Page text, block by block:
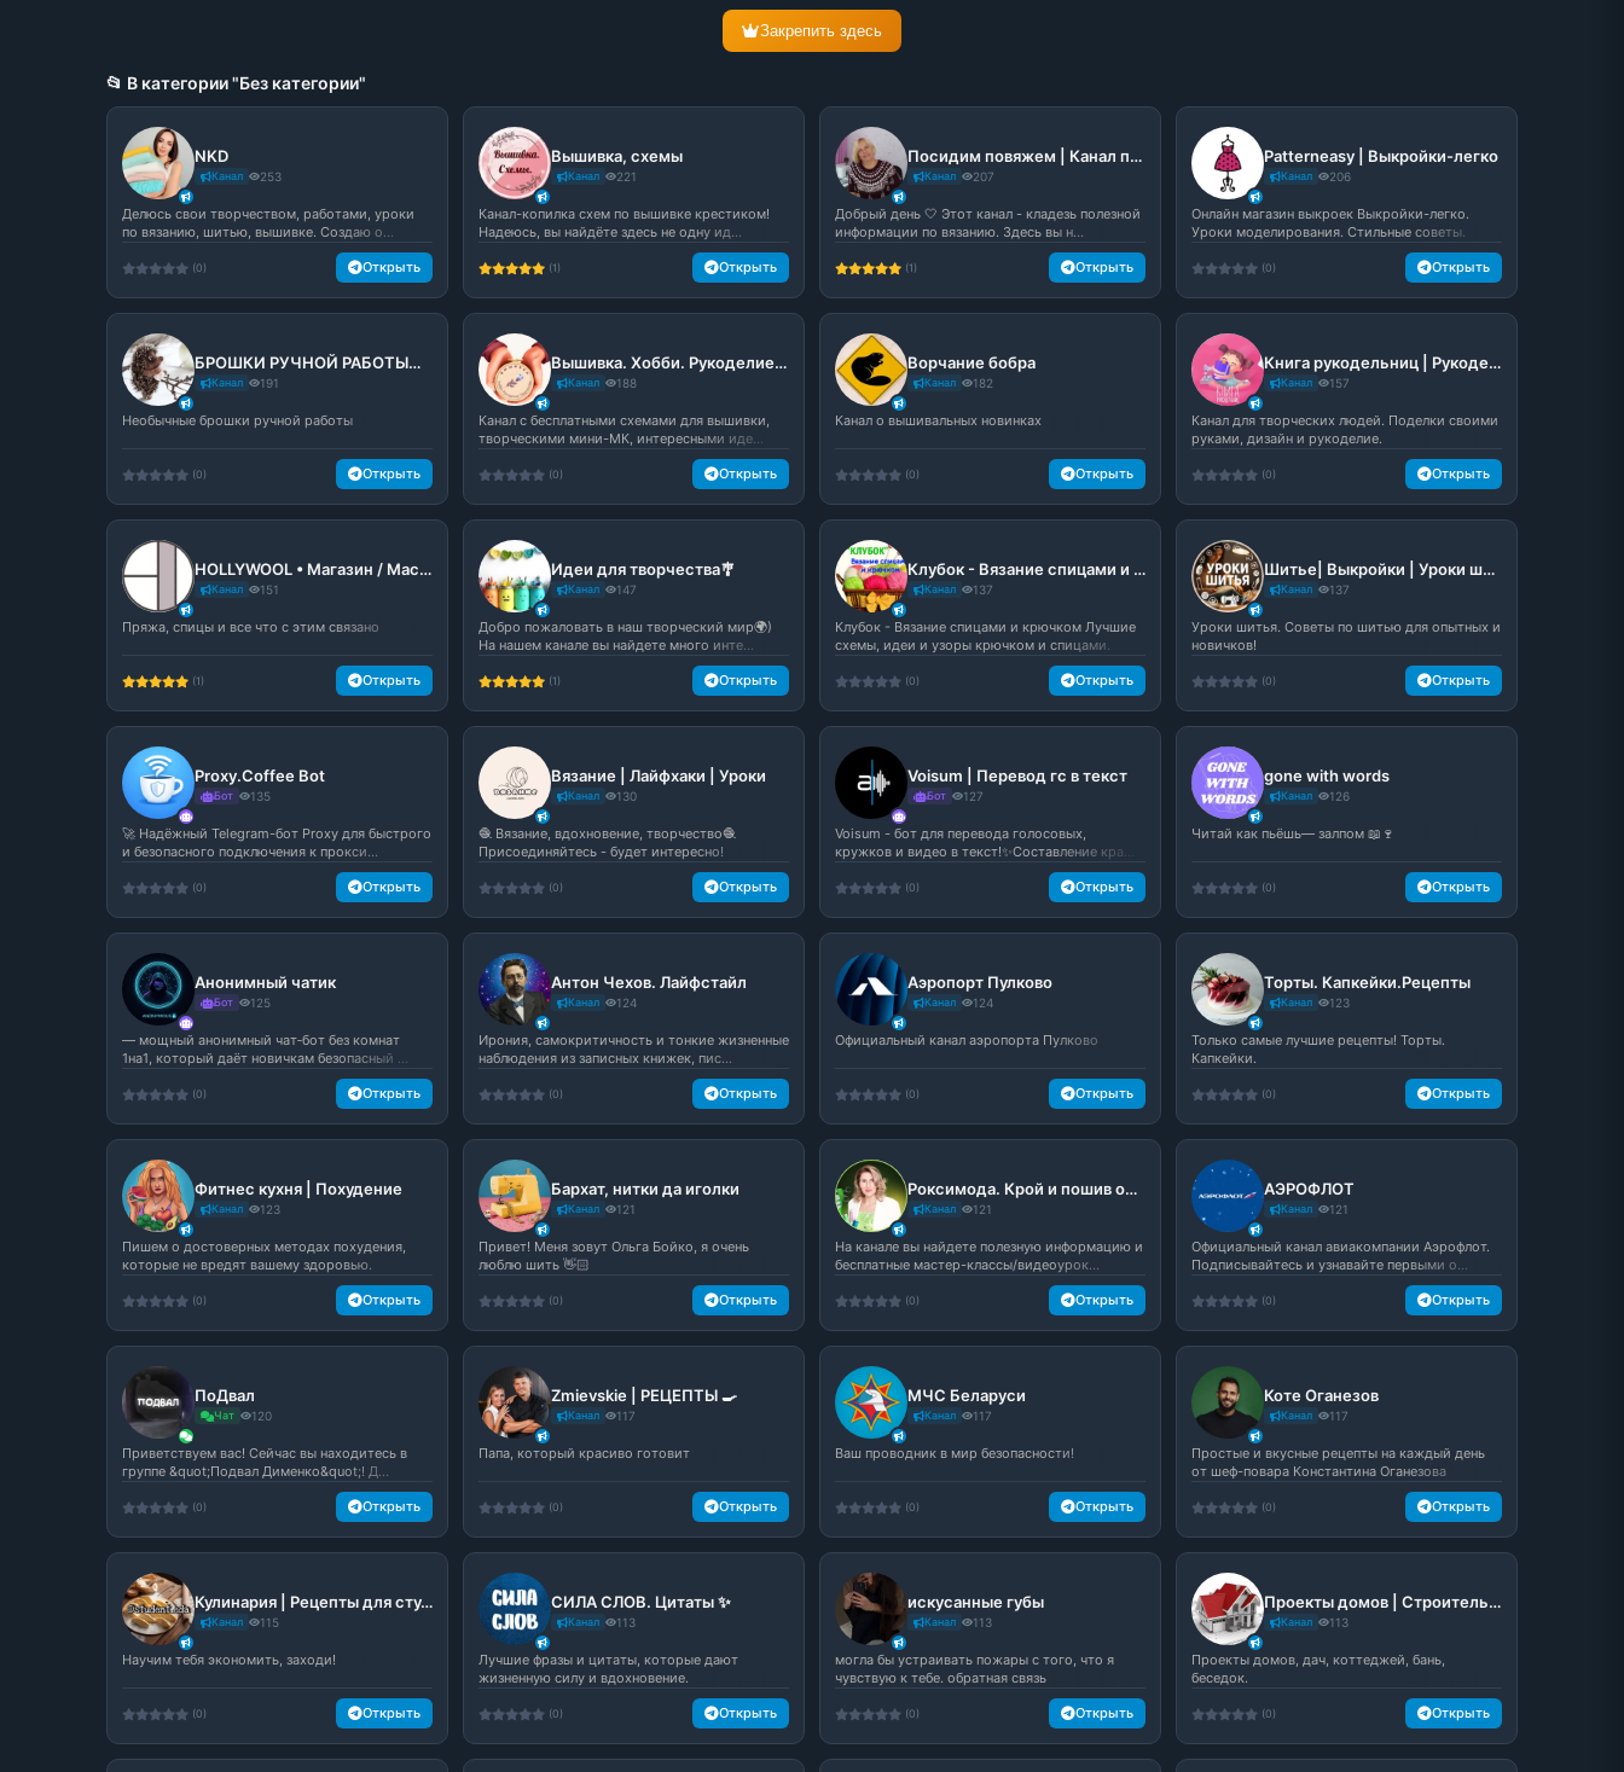
Закрепить здесь
📂 В категории "Без категории"
NKD
Канал 253
Делюсь свои творчеством, работами, уроки
по вязанию, шитью, вышивке. Создаю о...
(0) Открыть
Вышивка, схемы
Канал 221
Канал-копилка схем по вышивке крестиком!
Надеюсь, вы найдёте здесь не одну ид...
(1) Открыть
Посидим повяжем | Канал по вязанию
Канал 207
Добрый день 🤍 Этот канал - кладезь полезной
информации по вязанию. Здесь вы н...
(1) Открыть
Patterneasy | Выкройки-легко
Канал 206
Онлайн магазин выкроек Выкройки-легко.
Уроки моделирования. Стильные советы.
(0) Открыть
БРОШКИ РУЧНОЙ РАБОТЫ❤️🌸❤️
Канал 191
Необычные брошки ручной работы
(0) Открыть
Вышивка. Хобби. Рукоделие. Творчество
Канал 188
Канал с бесплатными схемами для вышивки,
творческими мини-МК, интересными иде...
(0) Открыть
Ворчание бобра
Канал 182
Канал о вышивальных новинках
(0) Открыть
Книга рукодельниц | Рукоделие
Канал 157
Канал для творческих людей. Поделки своими
руками, дизайн и рукоделие.
(0) Открыть
HOLLYWOOL • Магазин / Мастер-классы по вязанию
Канал 151
Пряжа, спицы и все что с этим связано
(1) Открыть
Идеи для творчества🎐
Канал 147
Добро пожаловать в наш творческий мир🌍)
На нашем канале вы найдете много инте...
(1) Открыть
Клубок - Вязание спицами и крючком
Канал 137
Клубок - Вязание спицами и крючком Лучшие
схемы, идеи и узоры крючком и спицами.
(0) Открыть
Шитье| Выкройки | Уроки шитья
Канал 137
Уроки шитья. Советы по шитью для опытных и
новичков!
(0) Открыть
Proxy.Coffee Bot
Бот 135
🚀 Надёжный Telegram-бот Proxy для быстрого
и безопасного подключения к прокси...
(0) Открыть
Вязание | Лайфхаки | Уроки
Канал 130
🧶 Вязание, вдохновение, творчество🧶
Присоединяйтесь - будет интересно!
(0) Открыть
Voisum | Перевод гс в текст
Бот 127
Voisum - бот для перевода голосовых,
кружков и видео в текст!✨Составление кра...
(0) Открыть
gone with words
Канал 126
Читай как пьёшь— залпом 📖🍷
(0) Открыть
Анонимный чатик
Бот 125
— мощный анонимный чат‑бот без комнат
1на1, который даёт новичкам безопасный ...
(0) Открыть
Антон Чехов. Лайфстайл
Канал 124
Ирония, самокритичность и тонкие жизненные
наблюдения из записных книжек, пис...
(0) Открыть
Аэропорт Пулково
Канал 124
Официальный канал аэропорта Пулково
(0) Открыть
Торты. Капкейки.Рецепты
Канал 123
Только самые лучшие рецепты! Торты.
Капкейки.
(0) Открыть
Фитнес кухня | Похудение
Канал 123
Пишем о достоверных методах похудения,
которые не вредят вашему здоровью.
(0) Открыть
Бархат, нитки да иголки
Канал 121
Привет! Меня зовут Ольга Бойко, я очень
люблю шить 👋🏻
(0) Открыть
Роксимода. Крой и пошив одежды
Канал 121
На канале вы найдете полезную информацию и
бесплатные мастер-классы/видеоурок...
(0) Открыть
АЭРОФЛОТ
Канал 121
Официальный канал авиакомпании Аэрофлот.
Подписывайтесь и узнавайте первыми о...
(0) Открыть
ПоДвал
Чат 120
Приветствуем вас! Сейчас вы находитесь в
группе &quot;Подвал Дименко&quot;! Д...
(0) Открыть
Zmievskie | РЕЦЕПТЫ 🍳
Канал 117
Папа, который красиво готовит
(0) Открыть
МЧС Беларуси
Канал 117
Ваш проводник в мир безопасности!
(0) Открыть
Коте Оганезов
Канал 117
Простые и вкусные рецепты на каждый день
от шеф-повара Константина Оганезова
(0) Открыть
Кулинария | Рецепты для студентов | Простая готовка
Канал 115
Научим тебя экономить, заходи!
(0) Открыть
СИЛА СЛОВ. Цитаты ✨
Канал 113
Лучшие фразы и цитаты, которые дают
жизненную силу и вдохновение.
(0) Открыть
искусанные губы
Канал 113
могла бы устраивать пожары с того, что я
чувствую к тебе. обратная связь
(0) Открыть
Проекты домов | Строительство | Плaнировка
Канал 113
Проекты домов, дач, коттеджей, бань,
беседок.
(0) Открыть